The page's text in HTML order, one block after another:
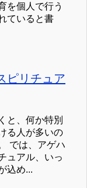
を個人で行う
ていると書
ピリチュア
と、何か特別
る人が多いの
では、アゲハ
ュアル、いっ
込め...